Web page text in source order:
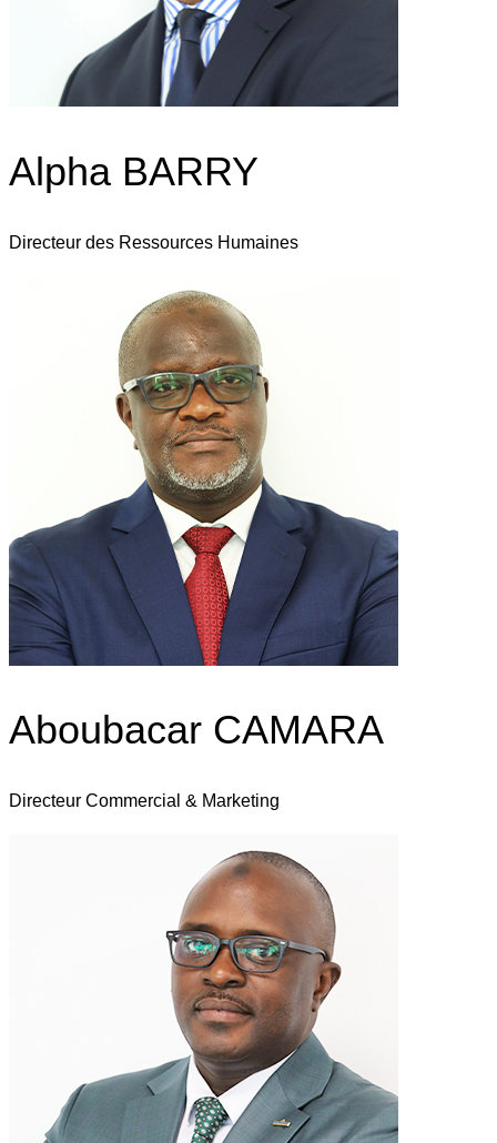
Alpha BARRY
Directeur des Ressources Humaines
Aboubacar CAMARA
Directeur Commercial & Marketing